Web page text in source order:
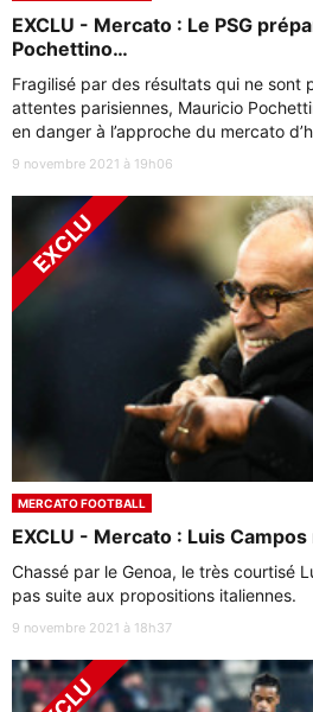
EXCLU - Mercato : Le PSG
Pochettino…
Fragilisé par des résultats qui ne sont
attentes parisiennes, Mauricio
en danger à l’approche du mercato
9 novembre 2021 à 19h06
MERCATO FOOTBALL
EXCLU - Mercato : Luis Campos
Chassé par le Genoa, le très courtisé
pas suite aux propositions italiennes.
9 novembre 2021 à 18h37